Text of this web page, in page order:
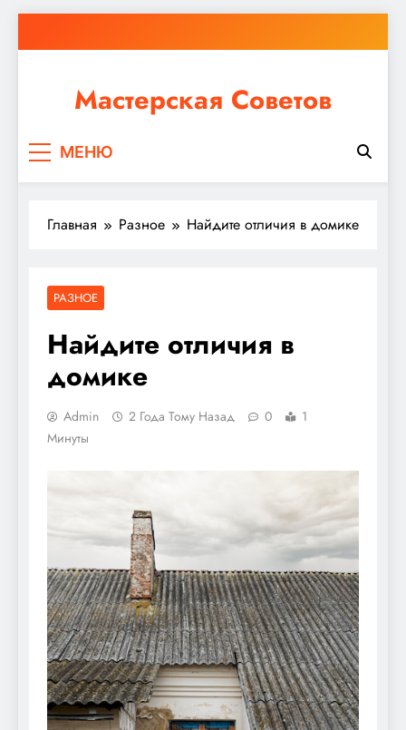
к
Мастерская Советов
ремонт или крупное строительство, в Мастерской
МЕНЮ
Главная Разное Найдите отличия в домике
РАЗНОЕ
Найдите отличия в
домике
Admin 2 Года Тому Назад 0
1
Минуты